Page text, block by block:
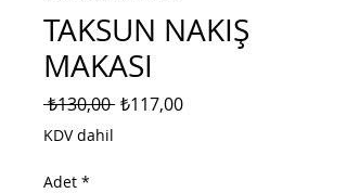
TAKSUN NAKIŞ
MAKASI
₺130,00 Normal
₺117,00İndirimli
KDV dahil
Adet *